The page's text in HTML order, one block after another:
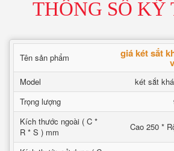
THÔNG SỐ KỸ
Tên sản phẩm giá két sắt
Model
két sắt
Trọng lượng
Kích thước ngoài ( C *
R * S ) mm
Cao 250 *